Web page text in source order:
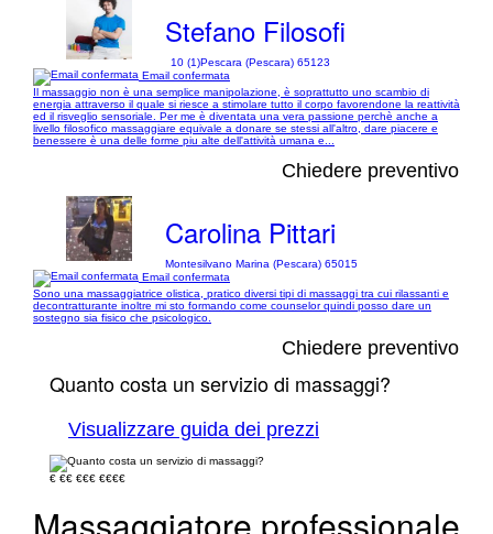
Stefano Filosofi
10 (1)Pescara (Pescara) 65123
Email confermata
Il massaggio non è una semplice manipolazione, è soprattutto uno scambio di
energia attraverso il quale si riesce a stimolare tutto il corpo favorendone la reattività
ed il risveglio sensoriale. Per me è diventata una vera passione perchè anche a
livello filosofico massaggiare equivale a donare se stessi all'altro, dare piacere e
benessere è una delle forme piu alte dell'attività umana e...
Chiedere preventivo
Carolina Pittari
Montesilvano Marina (Pescara) 65015
Email confermata
Sono una massaggiatrice olistica, pratico diversi tipi di massaggi tra cui rilassanti e
decontratturante inoltre mi sto formando come counselor quindi posso dare un
sostegno sia fisico che psicologico.
Chiedere preventivo
Quanto costa un servizio di massaggi?
Visualizzare guida dei prezzi
€ €€ €€€ €€€€
Massaggiatore professionale